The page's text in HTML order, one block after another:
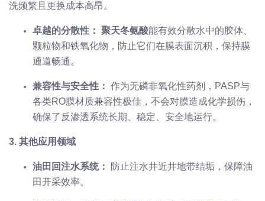
洗频繁且更换成本高昂。
卓越的分散性： 聚天冬氨酸能有效分散水中的胶体、
颗粒物和铁氧化物，防止它们在膜表面沉积，保持膜
通道畅通。
兼容性与安全性： 作为无磷非氧化性药剂，PASP与
各类RO膜材质兼容性极佳，不会对膜造成化学损伤，
确保了反渗透系统长期、稳定、安全地运行。
3. 其他应用领域
油田回注水系统：
防止注水井近井地带结垢，保障油
田开采效率。